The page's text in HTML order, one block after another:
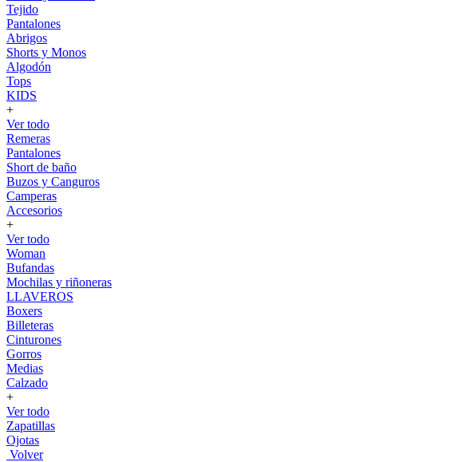
Tejido
Pantalones
Abrigos
Shorts y Monos
Algodón
Tops
KIDS
+
Ver todo
Remeras
Pantalones
Short de baño
Buzos y Canguros
Camperas
Accesorios
+
Ver todo
Woman
Bufandas
Mochilas y riñoneras
LLAVEROS
Boxers
Billeteras
Cinturones
Gorros
Medias
Calzado
+
Ver todo
Zapatillas
Ojotas
Volver